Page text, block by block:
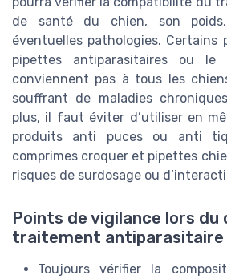
de santé du chien, son
éventuelles pathologies. Certains
pipettes antiparasitaires ou
conviennent pas à tous les
souffrant de maladies
plus, il faut éviter d’utiliser en
produits anti puces ou anti
comprimes croquer et pipettes
risques de surdosage ou
Points de vigilance lors du
traitement antiparasitaire
Toujours vérifier la